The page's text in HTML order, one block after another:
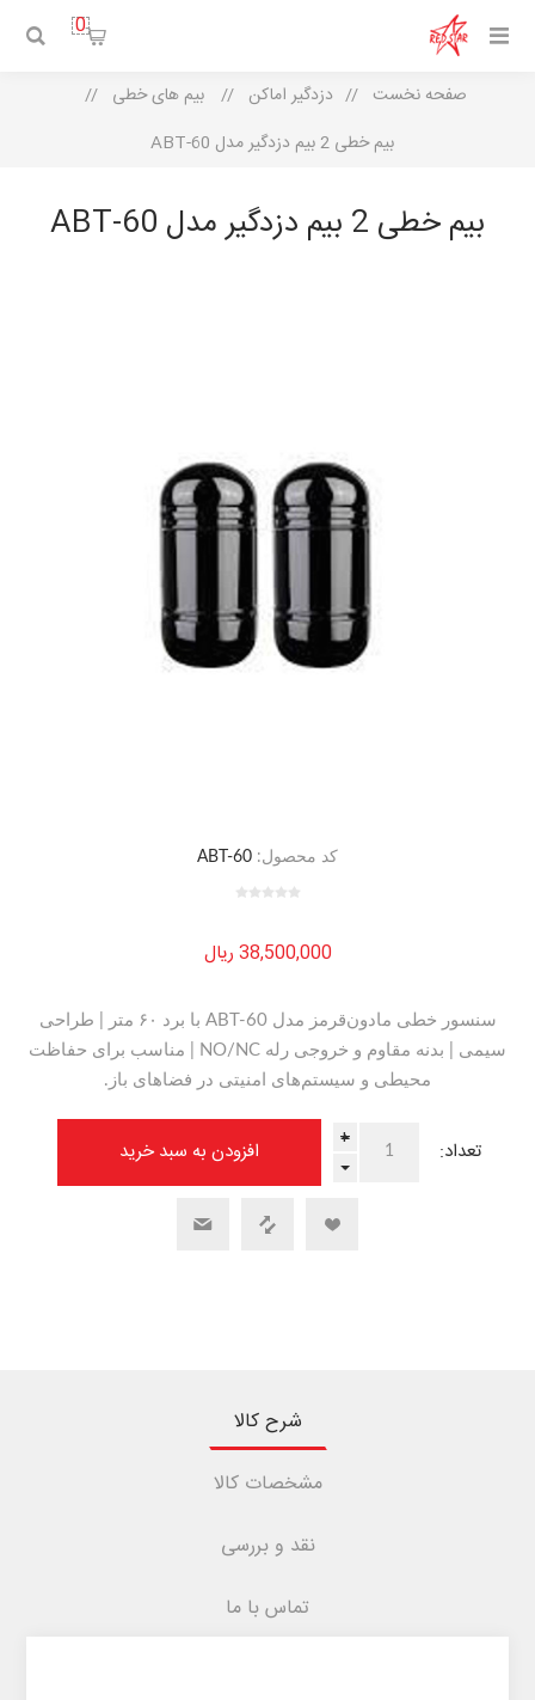
0
صفحه نخست / دزدگیر اماکن / بیم های خطی
/
بیم خطی 2 بیم دزدگیر مدل ABT-60
بیم خطی 2 بیم دزدگیر مدل ABT-60
کد محصول: ABT-60
38,500,000 ریال
سنسور خطی مادون‌قرمز مدل ABT-60 با برد ۶۰ متر | طراحی
سیمی | بدنه مقاوم و خروجی رله NO/NC | مناسب برای حفاظت
محیطی و سیستم‌های امنیتی در فضاهای باز.
تعداد:
+
-
شرح کالا
مشخصات کالا
نقد و بررسی
تماس با ما